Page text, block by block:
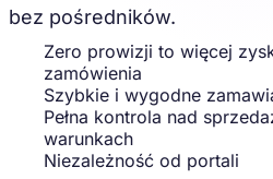
bez pośredników.
Zero prowizji to więcej
zamówienia
Szybkie i wygodne
Pełna kontrola nad
warunkach
Niezależność od portali